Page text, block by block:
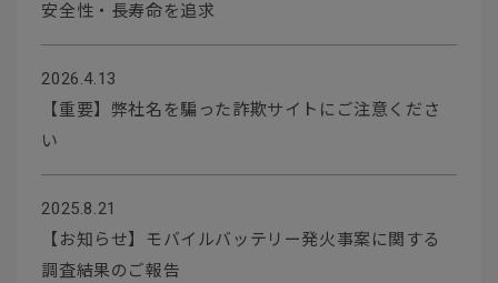
安全性・長寿命を追求
2026.4.13
【重要】弊社名を騙った詐欺サイトにご注意くださ
い
2025.8.21
【お知らせ】モバイルバッテリー発火事案に関する
調査結果のご報告